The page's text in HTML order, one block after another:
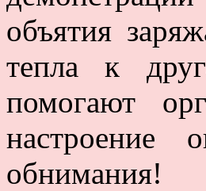
объятия
тепла к
помогают
настроение
обнимания!